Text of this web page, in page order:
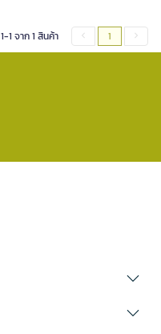
1-1 จาก 1 สินค้า 1